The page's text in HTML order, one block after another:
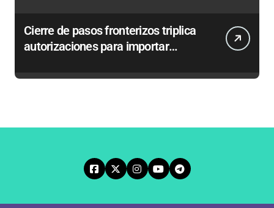
Cierre de pasos fronterizos triplica
autorizaciones para importar